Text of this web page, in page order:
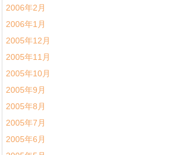
2006年2月
2006年1月
2005年12月
2005年11月
2005年10月
2005年9月
2005年8月
2005年7月
2005年6月